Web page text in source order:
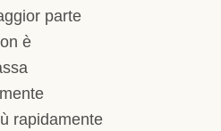
parte
è
rapidamente